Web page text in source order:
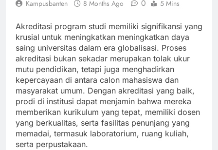
Kampusbanten 8 Months Ago 0 5 Mins
Akreditasi program studi memiliki signifikansi yang
krusial untuk meningkatkan meningkatkan daya
saing universitas dalam era globalisasi. Proses
akreditasi bukan sekadar merupakan tolak ukur
mutu pendidikan, tetapi juga menghadirkan
kepercayaan di antara calon mahasiswa dan
masyarakat umum. Dengan akreditasi yang baik,
prodi di institusi dapat menjamin bahwa mereka
memberikan kurikulum yang tepat, memiliki dosen
yang berkualitas, serta fasilitas penunjang yang
memadai, termasuk laboratorium, ruang kuliah,
serta perpustakaan.